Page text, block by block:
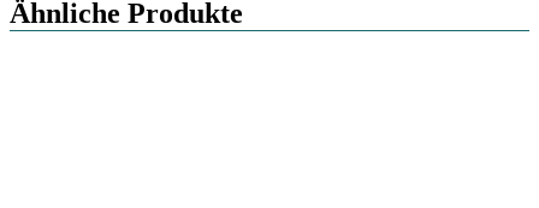
Ähnliche Produkte